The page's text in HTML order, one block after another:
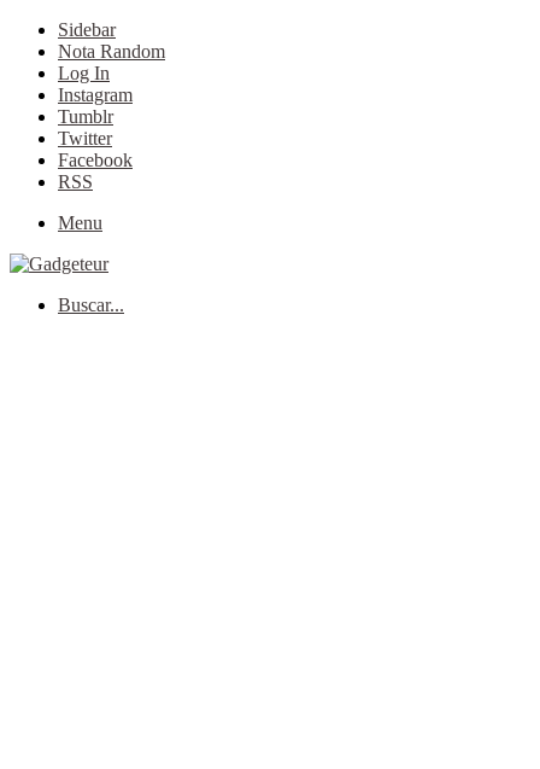
Sidebar
Nota Random
Log In
Instagram
Tumblr
Twitter
Facebook
RSS
Menu
Buscar...